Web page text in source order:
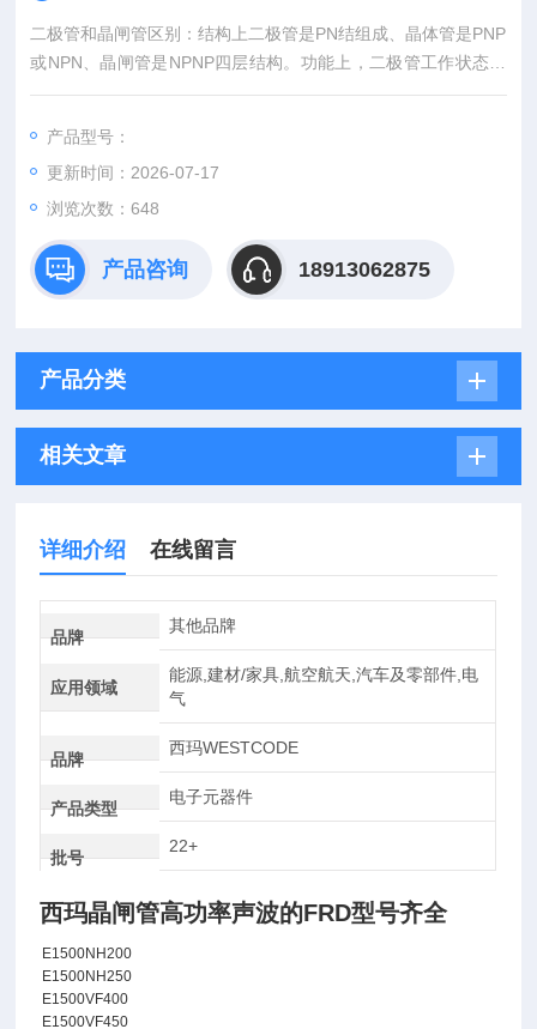
二极管和晶闸管区别：结构上二极管是PN结组成、晶体管是PNP
或NPN、晶闸管是NPNP四层结构。功能上，二极管工作状态：
正向导通、反向不导通、反向击穿。晶闸管工作状态：反阻止状
低，故而市场应用远高于晶闸管，晶闸管 for 交流、大电流等应
用场景也偏工业。西玛晶闸管高功率声波的FRD型号齐全
产品型号：
更新时间：2026-07-17
浏览次数：648
产品咨询 18913062875
产品分类
相关文章
详细介绍 在线留言
品牌
其他品牌
应用领域
能源,建材/家具,航空航天,汽车及零部件,电
气
品牌
西玛WESTCODE
产品类型
电子元器件
批号
22+
西玛晶闸管高功率声波的FRD型号齐全
E1500NH200
E1500NH250
E1500VF400
E1500VF450